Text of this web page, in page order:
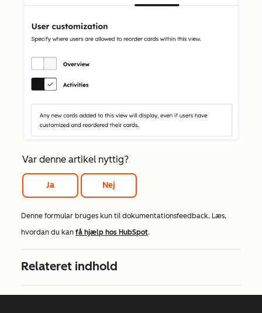
Var denne artikel nyttig?
Ja Nej
Denne formular bruges kun til dokumentationsfeedback. Læs,
hvordan du kan få hjælp hos HubSpot.
Relateret indhold